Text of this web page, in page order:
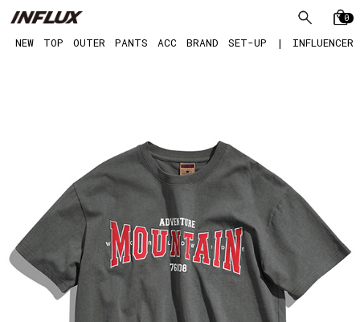
0
NEW TOP OUTER PANTS ACC BRAND SET-UP | INFLUENCER